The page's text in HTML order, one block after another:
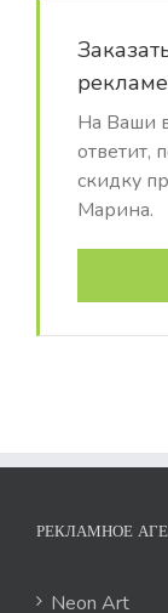
рекламе
На Ваши
ответит,
скидку
Марина.
РЕКЛАМНОЕ
Neon Art